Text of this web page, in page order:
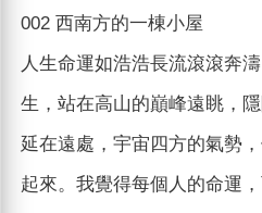
002 西南方的一棟小屋
人生命運如浩浩長流滾滾奔
生，站在高山的巔峰遠眺，
延在遠處，宇宙四方的氣勢
起來。我覺得每個人的命運